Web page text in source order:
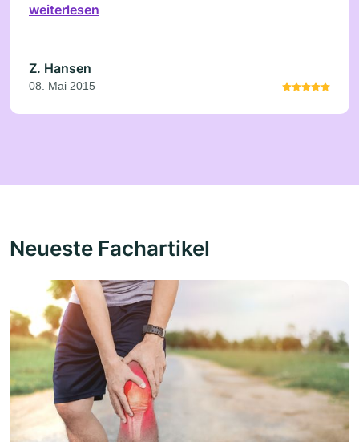
Behandlungen eine Besserung der Symptome.
weiterlesen
Z. Hansen
08. Mai 2015
Neueste Fachartikel